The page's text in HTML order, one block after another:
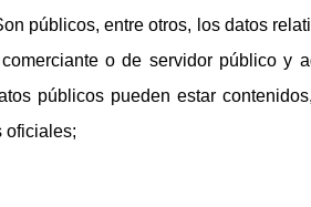
públicos, entre otros, los datos
o de servidor público y
públicos pueden estar
oficiales;